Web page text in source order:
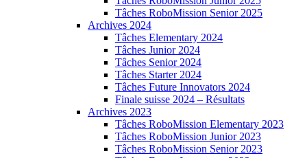
Tâches RoboMission Senior 2025
Archives 2024
Tâches Elementary 2024
Tâches Junior 2024
Tâches Senior 2024
Tâches Starter 2024
Tâches Future Innovators 2024
Finale suisse 2024 – Résultats
Archives 2023
Tâches RoboMission Elementary 2023
Tâches RoboMission Junior 2023
Tâches RoboMission Senior 2023